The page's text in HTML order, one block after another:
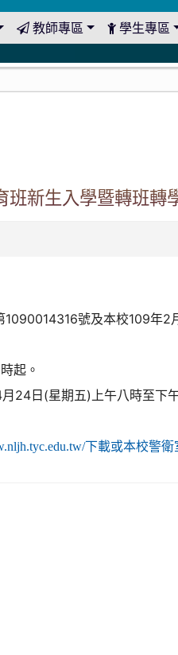
教師專區 學生專區
班新生入學暨轉班轉
號及本校109年2
起。
24日(星期五)上午八時至下
下載或本校警衛